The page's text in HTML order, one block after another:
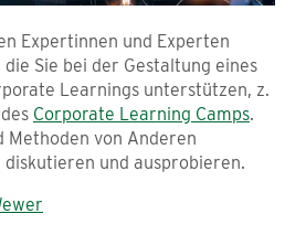
Expertinnen und Experten
Sie bei der Gestaltung eines
Learnings unterstützen, z.
Corporate Learning Camps.
Methoden von Anderen
diskutieren und ausprobieren.